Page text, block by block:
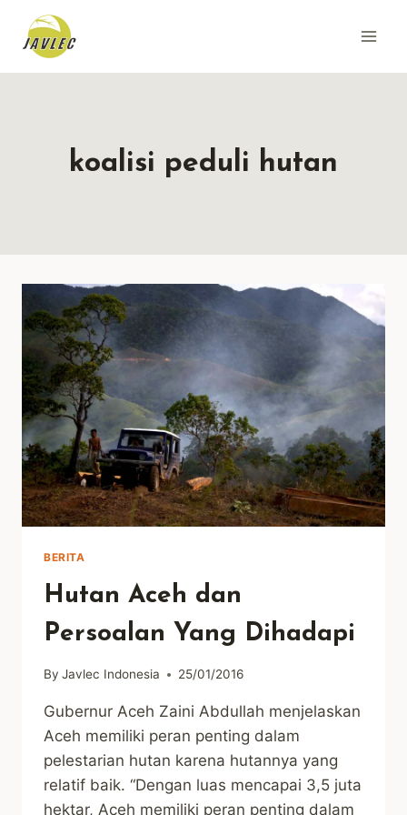
content
koalisi peduli hutan
BERITA
Hutan Aceh dan
Persoalan Yang Dihadapi
By Javlec Indonesia 25/01/2016
Gubernur Aceh Zaini Abdullah menjelaskan
Aceh memiliki peran penting dalam
pelestarian hutan karena hutannya yang
relatif baik. “Dengan luas mencapai 3,5 juta
hektar, Aceh memiliki peran penting dalam